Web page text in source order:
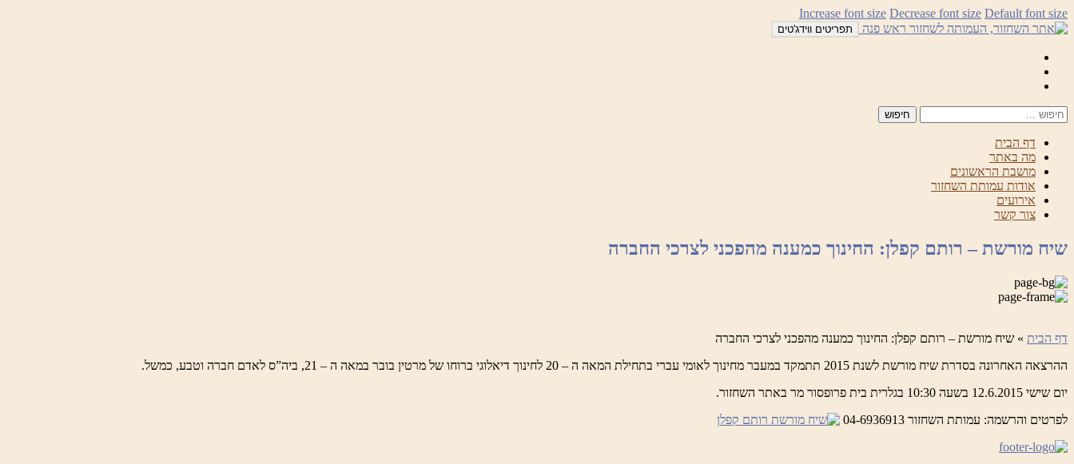
לדלג
לתוכן
Increase font size Decrease font size Default font size
תפריטים ווידג'טים
דף הבית
מה באתר
מושבת הראשונים
אודות עמותת השחזור
אירועים
צור קשר
שיח מורשת – רותם קפלן: החינוך כמענה מהפכני לצרכי החברה
דף הבית » שיח מורשת – רותם קפלן: החינוך כמענה מהפכני לצרכי החברה
ההרצאה האחרונה בסדרת שיח מורשת לשנת 2015 תתמקד במעבר מחינוך לאומי עברי בתחילת המאה ה – 20 לחינוך דיאלוגי ברוחו של מרטין בובר במאה ה – 21, ביה”ס לאדם חברה וטבע, כמשל.
יום שישי 12.6.2015 בשעה 10:30 בגלרית בית פרופסור מר באתר השחזור.
לפרטים והרשמה: עמותת השחזור 04-6936913